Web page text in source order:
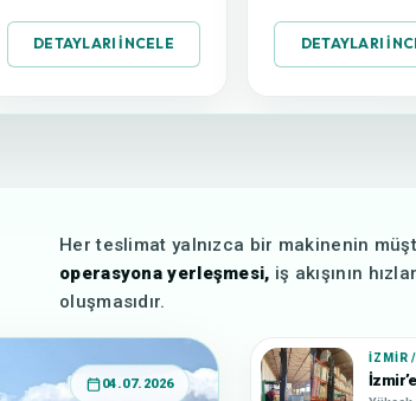
DETAYLARI İNCELE DETAYLARI
Her teslimat yalnızca bir makinenin
operasyona yerleşmesi, iş akışının
oluşmasıdır.
04.07.2026
İZMIR